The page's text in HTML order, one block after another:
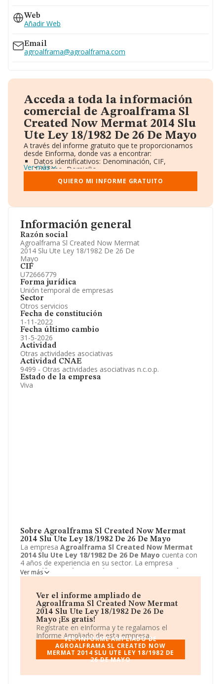
Información general
Razón social
Agroalframa Sl Created Now Mermat
2014 Slu Ute Ley 18/1982 De 26 De
Mayo
CIF
U72666779
Forma jurídica
Unión temporal de empresas
Sector
Otros servicios
Fecha de constitución
1-11-2022
Fecha último cambio
31-5-2026
Actividad
Otras actividades asociativas
Actividad CNAE
9499 - Otras actividades asociativas n.c.o.p.
Estado de la empresa
Viva
Sobre Agroalframa Sl Created Now Mermat
2014 Slu Ute Ley 18/1982 De 26 De Mayo
La empresa Agroalframa Sl Created Now Mermat
2014 Slu Ute Ley 18/1982 De 26 De Mayo cuenta con
4 años de experiencia en su sector. La empresa
Agroalframa Sl Created Now Mermat 2014 Slu Ute
Ley 18/1982 De 26 De Mayocon domicilio en Avenida
principal actividad CNAE es 9499 - Otras actividades
asociativas n.c.o.p.. La empresaAgroalframa Sl
Created Now Mermat 2014 Slu Ute Ley 18/1982 De
26 De Mayoestá inscrita como Unión temporal de
empresas.
Ver más
Ver el informe ampliado de
Agroalframa Sl Created Now Mermat
2014 Slu Ute Ley 18/1982 De 26 De
Mayo ¡Es gratis!
Regístrate en eInforma y te regalamos el
Informe Ampliado de esta empresa.
VER INFORME AMPLIADO DE
AGROALFRAMA SL CREATED NOW
MERMAT 2014 SLU UTE LEY 18/1982 DE
26 DE MAYO
696...
Ver teléfono 696...
Web
Añadir Web
Email
agroalframa@agroalframa.com
Acceda a toda la información
comercial de Agroalframa Sl
Created Now Mermat 2014 Slu
Ute Ley 18/1982 De 26 De Mayo
A través del informe gratuito que te proporcionamos
desde Einforma, donde vas a encontrar:
Datos identificativos: Denominación, CIF,
Teléfono, Domicilio.
Informe Mercantil Completo (BORME).
Gráficos de Evolución Ventas y Empleados.
Consejo de Administración y Administradores.
Accionistas.
Artículos de prensa publicados sobre la empresa.
Información oficial y registral complementaria.
Ver más
QUIERO MI INFORME GRATUITO